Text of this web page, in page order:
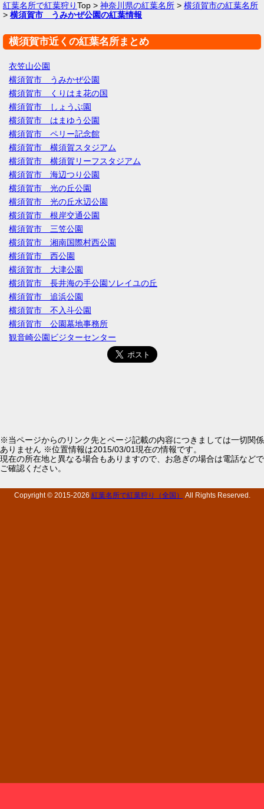
紅葉名所で紅葉狩りTop > 神奈川県の紅葉名所 > 横須賀市の紅葉名所
> 横須賀市 うみかぜ公園の紅葉情報
横須賀市近くの紅葉名所まとめ
衣笠山公園
横須賀市 うみかぜ公園
横須賀市 くりはま花の国
横須賀市 しょうぶ園
横須賀市 はまゆう公園
横須賀市 ペリー記念館
横須賀市 横須賀スタジアム
横須賀市 横須賀リーフスタジアム
横須賀市 海辺つり公園
横須賀市 光の丘公園
横須賀市 光の丘水辺公園
横須賀市 根岸交通公園
横須賀市 三笠公園
横須賀市 湘南国際村西公園
横須賀市 西公園
横須賀市 大津公園
横須賀市 長井海の手公園ソレイユの丘
横須賀市 追浜公園
横須賀市 不入斗公園
横須賀市 公園墓地事務所
観音崎公園ビジターセンター
※当ページからのリンク先とページ記載の内容につきましては一切関係
ありません ※位置情報は2015/03/01現在の情報です。
現在の所在地と異なる場合もありますので、お急ぎの場合は電話などで
ご確認ください。
Copyright © 2015-2026 紅葉名所で紅葉狩り（全国） All Rights Reserved.